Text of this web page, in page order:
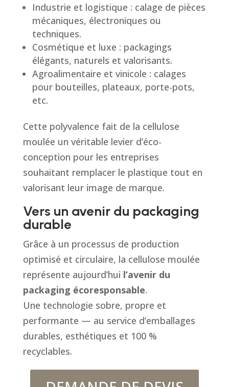
Industrie et logistique : calage de pièces
mécaniques, électroniques ou
techniques.
Cosmétique et luxe : packagings
élégants, naturels et valorisants.
Agroalimentaire et vinicole : calages
pour bouteilles, plateaux, porte-pots,
etc.
Cette polyvalence fait de la cellulose
moulée un véritable levier d’éco-
conception pour les entreprises
souhaitant remplacer le plastique tout en
valorisant leur image de marque.
Vers un avenir du packaging
durable
Grâce à un processus de production
optimisé et circulaire, la cellulose moulée
représente aujourd’hui l’avenir du
packaging écoresponsable.
Une technologie sobre, propre et
performante — au service d’emballages
durables, esthétiques et 100 %
recyclables.